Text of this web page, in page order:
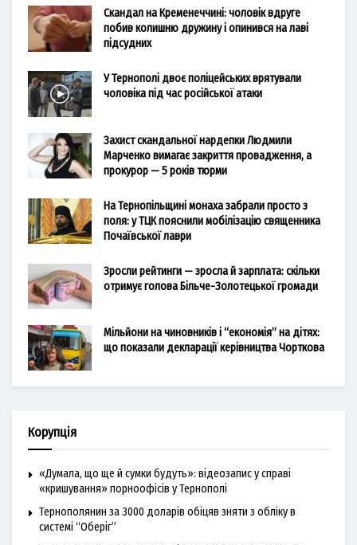
Скандал на Кременеччині: чоловік вдруге
побив колишню дружину і опинився на лаві
підсудних
У Тернополі двоє поліцейських врятували
чоловіка під час російської атаки
Захист скандальної нардепки Людмили
Марченко вимагає закриття провадження, а
прокурор — 5 років тюрми
На Тернопільщині монаха забрали просто з
поля: у ТЦК пояснили мобілізацію священника
Почаївської лаври
Зросли рейтинги — зросла й зарплата: скільки
отримує голова Більче-Золотецької громади
Мільйони на чиновників і “економія” на дітях:
що показали декларації керівництва Чорткова
Корупція
«Думала, що ще й сумки будуть»: відеозапис у справі
«кришування» порноофісів у Тернополі
Тернополянин за 3000 доларів обіцяв зняти з обліку в
системі “Оберіг”